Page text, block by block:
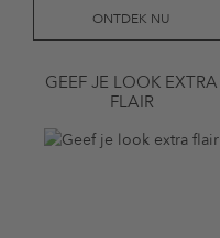
ONTDEK NU
GEEF JE LOOK EXTRA
FLAIR